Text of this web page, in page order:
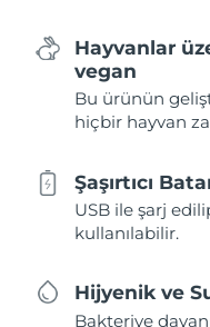
Hayvanlar
vegan
Bu ürünün
hiçbir hayvan
Şaşırtıcı
USB ile şarj
kullanılabilir.
Hijyenik ve
Bakteriye